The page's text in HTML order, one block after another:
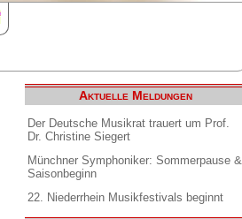
Aktuelle Meldungen
Der Deutsche Musikrat trauert um Prof.
Dr. Christine Siegert
Münchner Symphoniker: Sommerpause &
Saisonbeginn
22. Niederrhein Musikfestivals beginnt